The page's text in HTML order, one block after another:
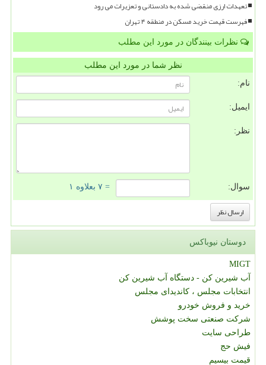
تعهدات ارزی منقضی شده به دادستانی و تعزیرات می رود
فهرست قیمت خرید مسکن در منطقه ۴ تهران
نظرات بینندگان در مورد این مطلب
نظر شما در مورد این مطلب
نام:
ایمیل:
نظر:
سوال: = ۷ بعلاوه ۱
دوستان نیوباکس
MIGT
آب شیرین کن - دستگاه آب شیرین کن
انتخابات مجلس ، کاندیدای مجلس
خرید و فروش خودرو
شرکت صنعتی سخت پوشش
طراحی سایت
فیش حج
قیمت بیسیم